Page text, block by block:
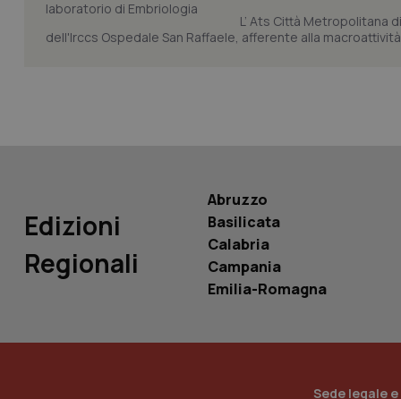
L’ Ats Città Metropolitana
dell'Irccs Ospedale San Raffaele, afferente alla
Edizioni
Regionali
Abruzzo
Basilicata
Calabria
Campania
Emilia-Romagna
Sede legale
ROLLOUT_TOKEN
ironfish-tracking-